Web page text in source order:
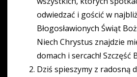
odwiedzać i gościć w
Błogosławionych Świąt
Niech Chrystus znajdzie
domach i sercach! Szczęść
Dziś spieszymy z radosną